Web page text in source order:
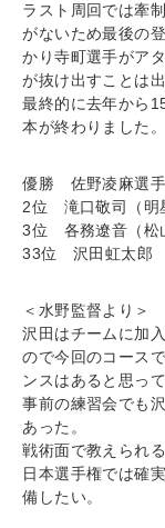
ラスト周回では牽
がないため最後の
かり寺町選手がア
が抜け出すことは出
最終的に去年から
本が終わりました。
優勝 佐野凌麻選手
2位 滝口敬司（明
3位 各務遼音（松
33位 沢田虹太郎
＜水野監督より＞
沢田はチームに加
ので今回のコース
ンスはあると思って
事前の練習会でも
あった。
戦術面で教えられ
日本選手権では確
備したい。